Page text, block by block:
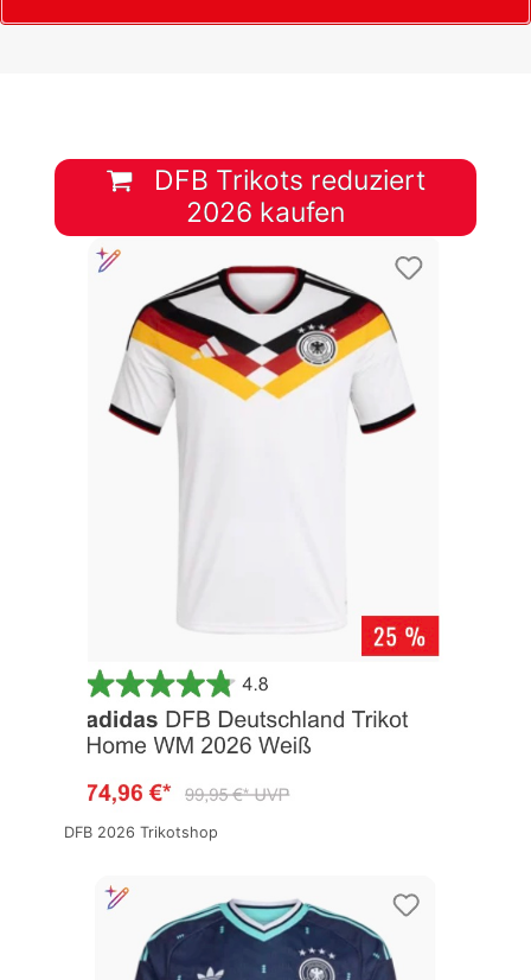
DFB Trikots reduziert
2026 kaufen
DFB 2026 Trikotshop